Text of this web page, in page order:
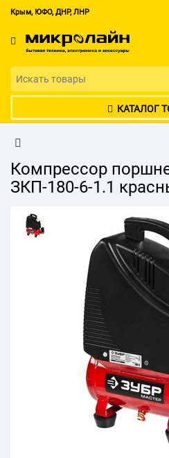
Крым, ЮФО, ДНР, ЛНР
КАТАЛОГ
Компрессор
ЗКП-180-6-1.1